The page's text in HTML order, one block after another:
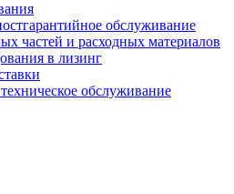
обслуживание
частей и расходных материалов
в лизинг
обслуживание